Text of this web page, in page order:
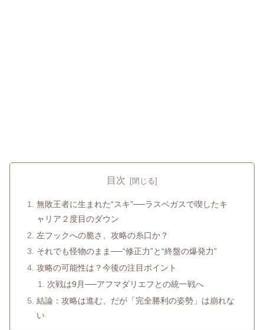
目次
無敗王者に生まれた“スキ”──ラスベガスで喫したキ
ャリア２度目のダウン
左フックへの脆さ、攻略の糸口か？
それでも怪物のまま──“修正力”と“終盤の爆発力”
攻略の可能性は？今後の注目ポイント
次戦は9月──アフマダリエフとの統一戦へ
結論：攻略は進む、だが「完全勝利の姿勢」は崩れな
い